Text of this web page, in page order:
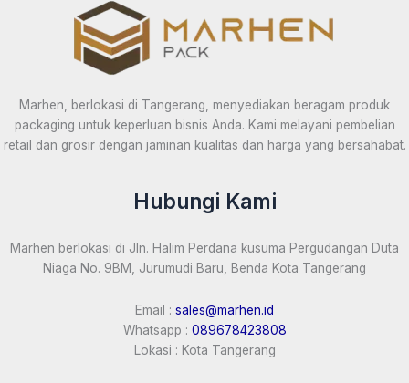
Marhen, berlokasi di Tangerang, menyediakan beragam produk
packaging untuk keperluan bisnis Anda. Kami melayani pembelian
retail dan grosir dengan jaminan kualitas dan harga yang bersahabat.
Hubungi Kami
Marhen berlokasi di Jln. Halim Perdana kusuma Pergudangan Duta
Niaga No. 9BM, Jurumudi Baru, Benda Kota Tangerang
Email : sales@marhen.id
Whatsapp : 089678423808
Lokasi : Kota Tangerang